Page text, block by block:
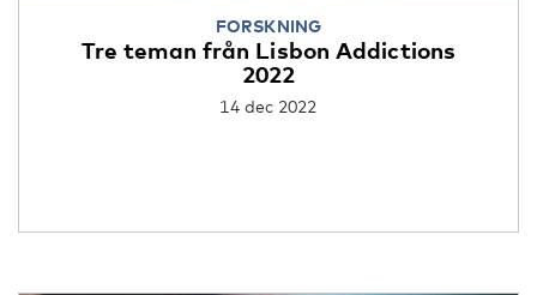
FORSKNING
Tre teman från Lisbon Addictions
2022
14 dec 2022